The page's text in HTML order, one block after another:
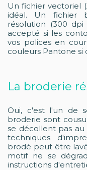
Un fichier vectoriel
idéal. Un fichier
résolution (300
accepté si les
vos polices en
couleurs Pantone si
La broderie
Oui, c'est l'un de
broderie sont
se décollent pas
techniques
brodé peut être
motif ne se
instructions